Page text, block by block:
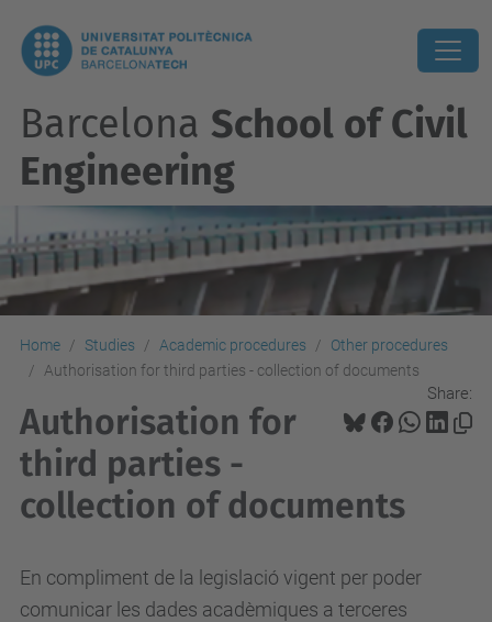
Barcelona School of Civil
Engineering
Home Studies Academic procedures
Other procedures
Authorisation for third parties - collection of documents
Share:
Authorisation for
third parties -
collection of documents
En compliment de la legislació vigent per poder
comunicar les dades acadèmiques a terceres